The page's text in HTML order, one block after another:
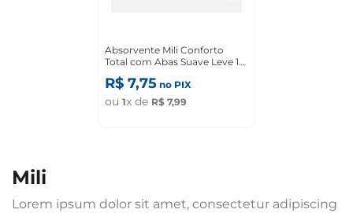
Absorvente Mili Conforto
Total com Abas Suave Leve 16
Pague 14
R$ 7,75 no PIX
ou 1x de R$ 7,99
mili
Lorem ipsum dolor sit amet, consectetur adipiscing